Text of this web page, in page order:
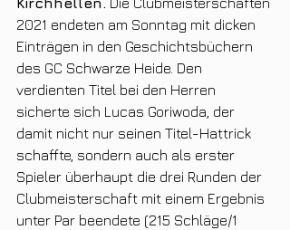
2021 endeten am Sonntag mit dicken
Einträgen in den Geschichtsbüchern
des GC Schwarze Heide. Den
verdienten Titel bei den Herren
sicherte sich Lucas Goriwoda, der
damit nicht nur seinen Titel-Hattrick
schaffte, sondern auch als erster
Spieler überhaupt die drei Runden der
Clubmeisterschaft mit einem Ergebnis
unter Par beendete (215 Schläge/1